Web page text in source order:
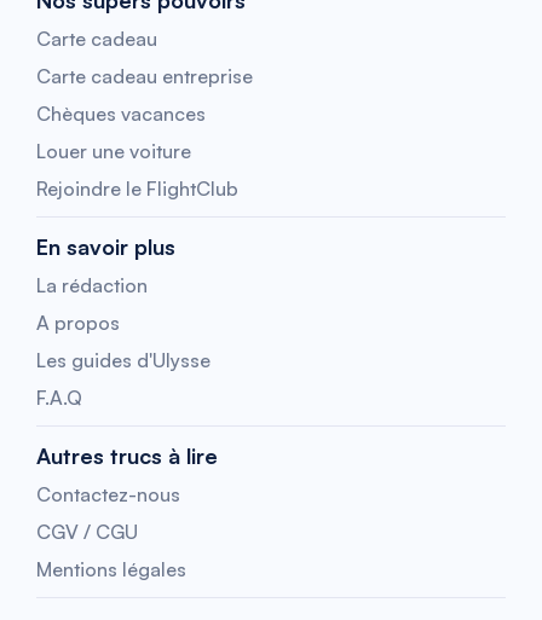
Carte cadeau
Carte cadeau entreprise
Chèques vacances
Louer une voiture
Rejoindre le FlightClub
En savoir plus
La rédaction
A propos
Les guides d'Ulysse
F.A.Q
Autres trucs à lire
Contactez-nous
CGV / CGU
Mentions légales